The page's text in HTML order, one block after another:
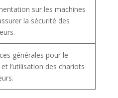
sur les machines
la sécurité des
générales pour le
l’utilisation des chariots